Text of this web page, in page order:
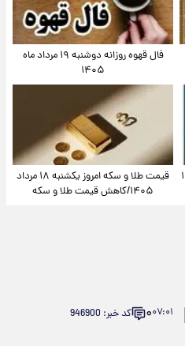
فال قهوه روزانه دوشنبه ۱۹ مرداد ماه
۱۴۰۵
قیمت طلا و سکه امروز یکشنبه ۱۸ مرداد
۱۴۰۵/کاهش قیمت طلا و سکه
۰۷:۰۱۰ کد خبر: 946900